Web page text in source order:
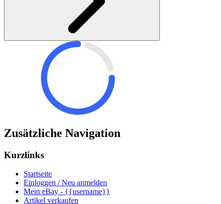
Zusätzliche Navigation
Kurzlinks
Startseite
Einloggen / Neu anmelden
Mein eBay - {{username}}
Artikel verkaufen